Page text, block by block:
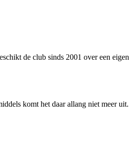
de club sinds 2001 over een eigen
komt het daar allang niet meer uit.